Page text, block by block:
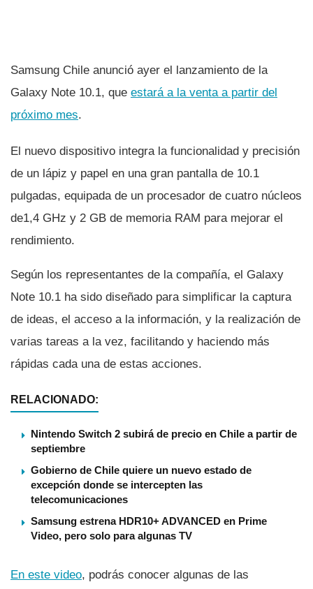
Samsung Chile anunció ayer el lanzamiento de la
Galaxy Note 10.1, que estará a la venta a partir del
próximo mes.
El nuevo dispositivo integra la funcionalidad y precisión
de un lápiz y papel en una gran pantalla de 10.1
pulgadas, equipada de un procesador de cuatro núcleos
de1,4 GHz y 2 GB de memoria RAM para mejorar el
rendimiento.
Según los representantes de la compañí­a, el Galaxy
Note 10.1 ha sido diseñado para simplificar la captura
de ideas, el acceso a la información, y la realización de
varias tareas a la vez, facilitando y haciendo más
rápidas cada una de estas acciones.
RELACIONADO:
Nintendo Switch 2 subirá de precio en Chile a partir de
septiembre
Gobierno de Chile quiere un nuevo estado de
excepción donde se intercepten las
telecomunicaciones
Samsung estrena HDR10+ ADVANCED en Prime
Video, pero solo para algunas TV
En este video, podrás conocer algunas de las